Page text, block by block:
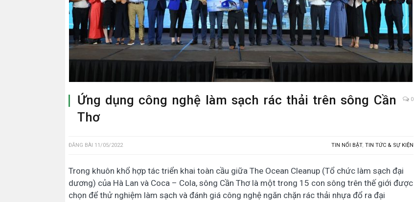
Ứng dụng công nghệ làm sạch rác thải trên sông Cần
Thơ
0
ĐĂNG BÀI 11/05/2022 TIN NỔI BẬT, TIN TỨC & SỰ KIỆN
Trong khuôn khổ hợp tác triển khai toàn cầu giữa The Ocean Cleanup (Tổ chức làm sạch đại
dương) của Hà Lan và Coca – Cola, sông Cần Thơ là một trong 15 con sông trên thế giới được
chọn để thử nghiệm làm sạch và đánh giá công nghệ ngăn chặn rác thải nhựa đổ ra đại